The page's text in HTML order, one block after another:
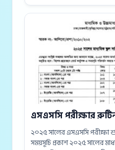
এসএসসি পরীক্ষার
২০২৫ সালের এসএসসি পরীক্ষা
সময়সূচি প্রকাশ ২০২৫ সালের